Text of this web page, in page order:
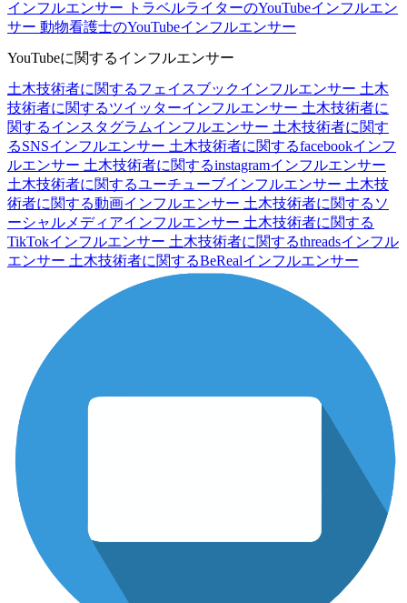
インフルエンサー
トラベルライターのYouTubeインフルエン
サー 動物看護士のYouTubeインフルエンサー
YouTubeに関するインフルエンサー
土木技術者に関するフェイスブックインフルエンサー 土木
技術者に関するツイッターインフルエンサー 土木技術者に
関するインスタグラムインフルエンサー 土木技術者に関す
るSNSインフルエンサー 土木技術者に関するfacebookインフ
ルエンサー 土木技術者に関するinstagramインフルエンサー
土木技術者に関するユーチューブインフルエンサー 土木技
術者に関する動画インフルエンサー 土木技術者に関するソ
ーシャルメディアインフルエンサー 土木技術者に関する
TikTokインフルエンサー 土木技術者に関するthreadsインフル
エンサー 土木技術者に関するBeRealインフルエンサー